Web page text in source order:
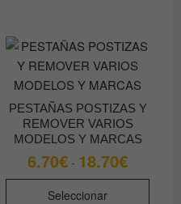
PESTAÑAS POSTIZAS Y
REMOVER VARIOS
MODELOS Y MARCAS
6.70€ - 18.70€Rango
de
precios:
Seleccionar
Este